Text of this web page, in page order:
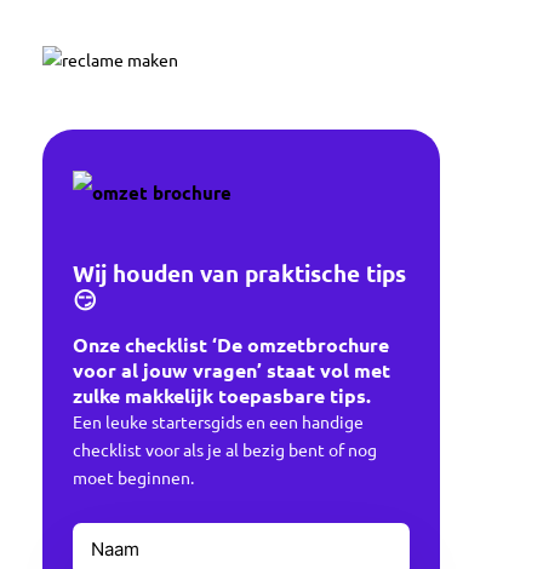
Wij houden van praktische tips
😏
Onze checklist ‘De omzetbrochure
voor al jouw vragen’ staat vol met
zulke makkelijk toepasbare tips.
Een leuke startersgids en een handige
checklist voor als je al bezig bent of nog
moet beginnen.
Naam
Voornaam